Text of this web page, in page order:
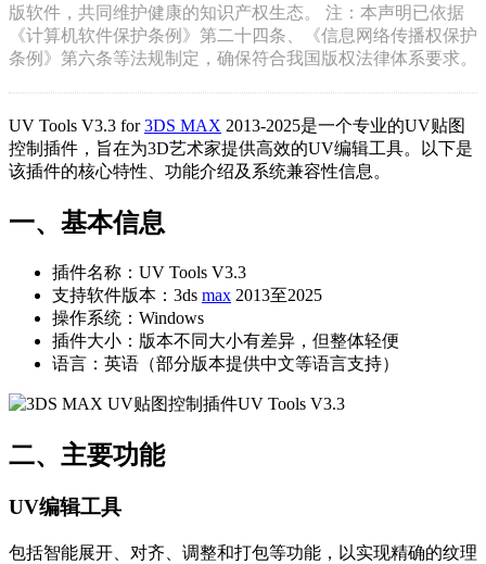
版软件，共同维护健康的知识产权生态。 注：本声明已依据
《计算机软件保护条例》第二十四条、《信息网络传播权保护
条例》第六条等法规制定，确保符合我国版权法律体系要求。
UV Tools V3.3 for3DS MAX 2013-2025是一个专业的UV贴图
控制插件，旨在为3D艺术家提供高效的UV编辑工具。以下是
该插件的核心特性、功能介绍及系统兼容性信息。
一、基本信息
插件名称：UV Tools V3.3
支持软件版本：3ds max 2013至2025
操作系统：Windows
插件大小：版本不同大小有差异，但整体轻便
语言：英语（部分版本提供中文等语言支持）
二、主要功能
UV编辑工具
包括智能展开、对齐、调整和打包等功能，以实现精确的纹理